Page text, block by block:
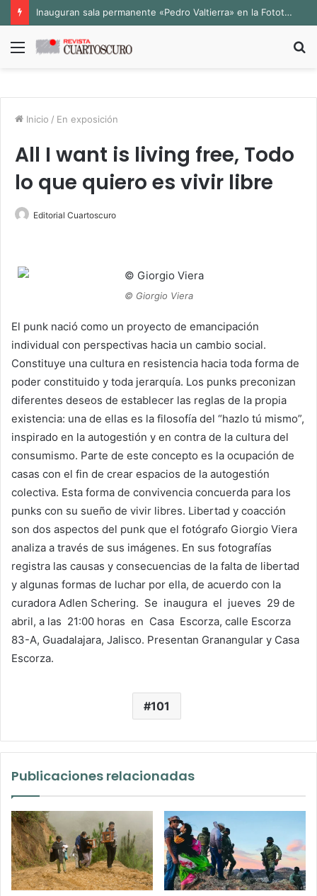
Inauguran sala permanente «Pedro Valtierra» en la Fototeca de Zacatecas
Menú
Inicio / En exposición
All I want is living free, Todo
lo que quiero es vivir libre
Editorial Cuartoscuro
© Giorgio Viera
El punk nació como un proyecto de emancipación
individual con perspectivas hacia un cambio social.
Constituye una cultura en resistencia hacia toda forma de
poder constituido y toda jerarquía. Los punks preconizan
diferentes deseos de establecer las reglas de la propia
existencia: una de ellas es la filosofía del “hazlo tú mismo”,
inspirado en la autogestión y en contra de la cultura del
consumismo. Parte de este concepto es la ocupación de
casas con el fin de crear espacios de la autogestión
colectiva. Esta forma de convivencia concuerda para los
punks con su sueño de vivir libres. Libertad y coacción
son dos aspectos del punk que el fotógrafo Giorgio Viera
analiza a través de sus imágenes. En sus fotografías
registra las causas y consecuencias de la falta de libertad
y algunas formas de luchar por ella, de acuerdo con la
curadora Adlen Schering. Se inaugura el jueves 29 de
abril, a las 21:00 horas en Casa Escorza, calle Escorza
83-A, Guadalajara, Jalisco. Presentan Granangular y Casa
Escorza.
101
Publicaciones relacionadas